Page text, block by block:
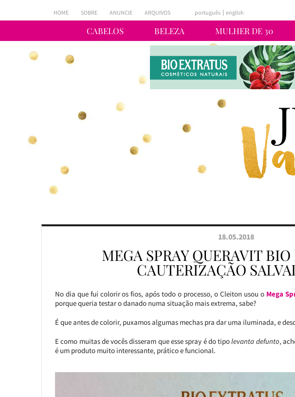
CABELOS BELEZA MULHER DE 30
HOME SOBRE ANUNCIE ARQUIVOS português english
18.05.2018
MEGA SPRAY QUERAVIT
CAUTERIZAÇÃO
No dia que fui colorir os fios, após todo o processo, o Cleiton usou o Mega
porque queria testar o danado numa situação mais extrema, sabe?
É que antes de colorir, puxamos algumas mechas pra dar uma iluminada, e
E como muitas de vocês disseram que esse spray é do tipolevanta defunto,
é um produto muito interessante, prático e funcional.